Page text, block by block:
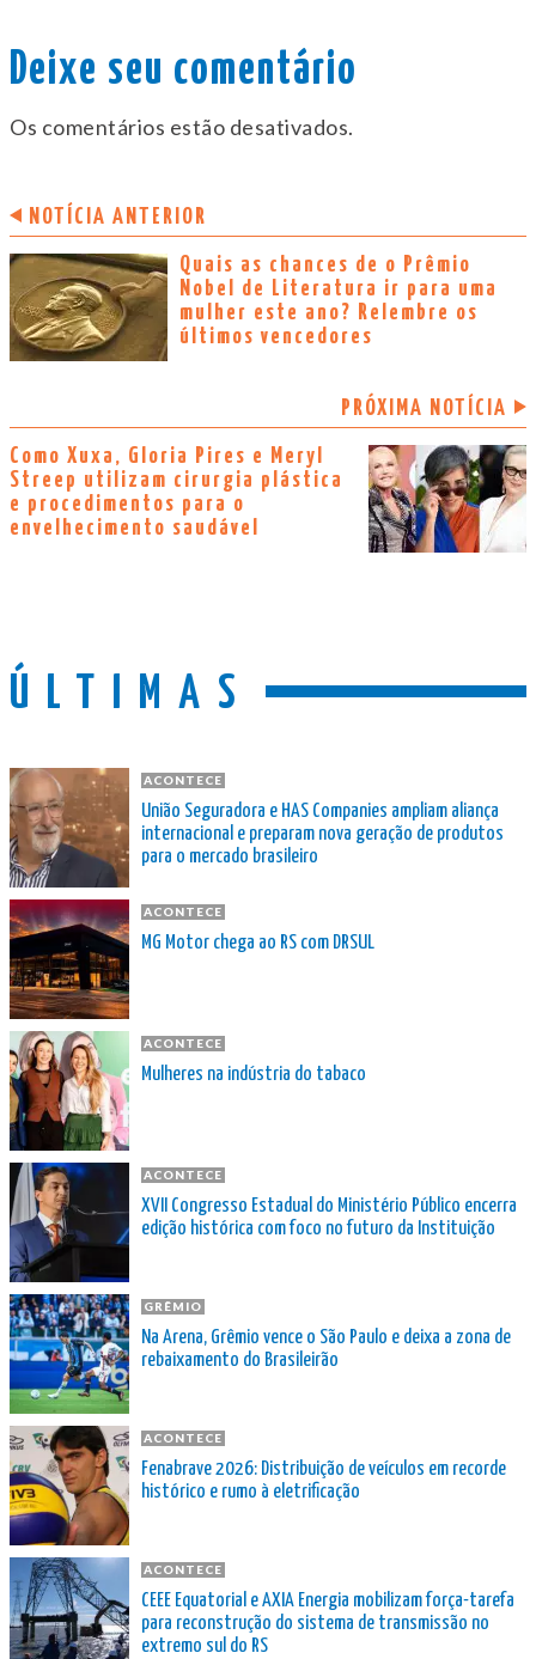
Deixe seu comentário
Os comentários estão desativados.
NOTÍCIA ANTERIOR
Quais as chances de o Prêmio
Nobel de Literatura ir para uma
mulher este ano? Relembre os
últimos vencedores
PRÓXIMA NOTÍCIA
Como Xuxa, Gloria Pires e Meryl
Streep utilizam cirurgia plástica
e procedimentos para o
envelhecimento saudável
ÚLTIMAS
ACONTECE
União Seguradora e HAS Companies ampliam aliança
internacional e preparam nova geração de produtos
para o mercado brasileiro
ACONTECE
MG Motor chega ao RS com DRSUL
ACONTECE
Mulheres na indústria do tabaco
ACONTECE
XVII Congresso Estadual do Ministério Público encerra
edição histórica com foco no futuro da Instituição
GRÊMIO
Na Arena, Grêmio vence o São Paulo e deixa a zona de
rebaixamento do Brasileirão
ACONTECE
Fenabrave 2026: Distribuição de veículos em recorde
histórico e rumo à eletrificação
ACONTECE
CEEE Equatorial e AXIA Energia mobilizam força-tarefa
para reconstrução do sistema de transmissão no
extremo sul do RS